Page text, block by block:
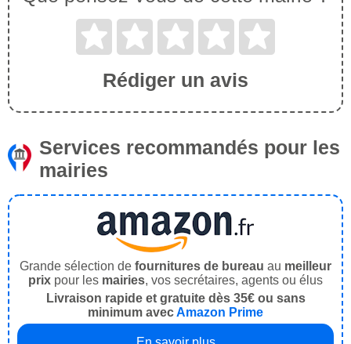
Rédiger un avis
Services recommandés pour les
mairies
Grande sélection de fournitures de bureau au meilleur
prix pour les mairies, vos secrétaires, agents ou élus
Livraison rapide et gratuite dès 35€ ou sans
minimum avecAmazon Prime